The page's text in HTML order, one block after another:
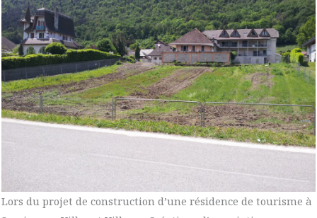
Lors du projet de construction d’une résidence de tourisme à